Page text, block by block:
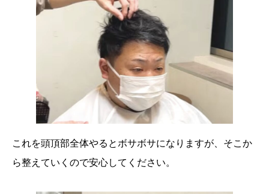
これを頭頂部全体やるとボサボサになりますが、そこか
ら整えていくので安心してください。